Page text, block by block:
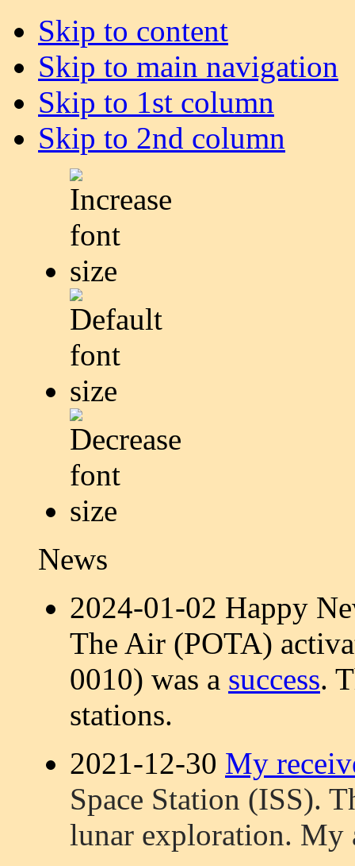
Skip to content
Skip to main navigation
Skip to 1st column
Skip to 2nd column
News
2024-01-02 Happy
The Air (POTA)
0010) was a success.
stations.
2021-12-30 My
Space Station (ISS).
lunar exploration. My